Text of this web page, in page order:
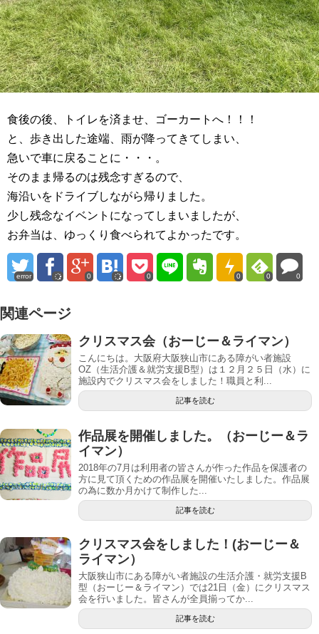
食後の後、トイレを済ませ、ゴーカートへ！！！
と、歩き出した途端、雨が降ってきてしまい、
急いで車に戻ることに・・・。
そのまま帰るのは残念すぎるので、
海沿いをドライブしながら帰りました。
少し残念なイベントになってしまいましたが、
お弁当は、ゆっくり食べられてよかったです。
error 0 0 0 0 0
関連ページ
クリスマス会（おーじー＆ライマン）
こんにちは。大阪府大阪狭山市にある障がい者施設
OZ（生活介護＆就労支援B型）は１２月２５日（水）に
施設内でクリスマス会をしました！職員と利...
記事を読む
作品展を開催しました。（おーじー＆ラ
イマン）
2018年の7月は利用者の皆さんが作った作品を保護者の
方に見て頂くための作品展を開催いたしました。作品展
の為に数か月かけて制作した...
記事を読む
クリスマス会をしました！(おーじー＆
ライマン）
大阪狭山市にある障がい者施設の生活介護・就労支援B
型（おーじー＆ライマン）では21日（金）にクリスマス
会を行いました。皆さんが全員揃ってか...
記事を読む